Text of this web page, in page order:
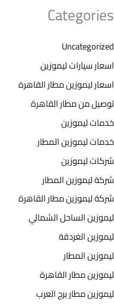
Categories
Uncategorized
اسعار سيارات ليموزين
اسعار ليموزين مطار القاهرة
توصيل من مطار القاهرة
خدمات ليموزين
خدمات ليموزين المطار
شركات ليموزين
شركة ليموزين المطار
شركة ليموزين مطار القاهرة
ليموزين الساحل الشمالي
ليموزين الغردقة
ليموزين المطار
ليموزين مطار القاهرة
ليموزين مطار برج العرب